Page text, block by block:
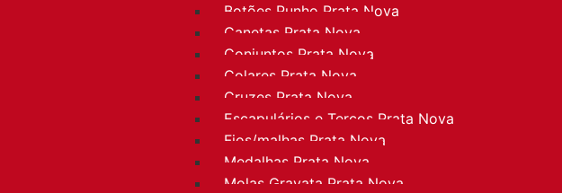
Botões Punho Prata Nova
Canetas Prata Nova
Conjuntos Prata Nova
Colares Prata Nova
Cruzes Prata Nova
Escapulários e Terços Prata Nova
Fios/malhas Prata Nova
Medalhas Prata Nova
Molas Gravata Prata Nova